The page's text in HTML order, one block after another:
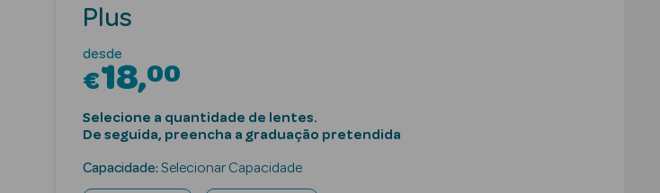
Plus
desde
€18 00
Selecione a quantidade de lentes.
De seguida, preencha a graduação pretendida
Capacidade: Selecionar Capacidade